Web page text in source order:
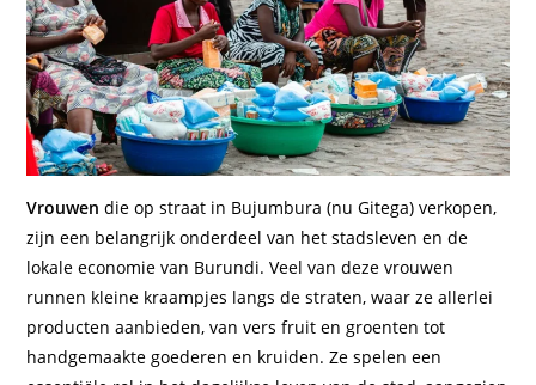
Vrouwen die op straat in Bujumbura (nu Gitega) verkopen,
zijn een belangrijk onderdeel van het stadsleven en de
lokale economie van Burundi. Veel van deze vrouwen
runnen kleine kraampjes langs de straten, waar ze allerlei
producten aanbieden, van vers fruit en groenten tot
handgemaakte goederen en kruiden. Ze spelen een